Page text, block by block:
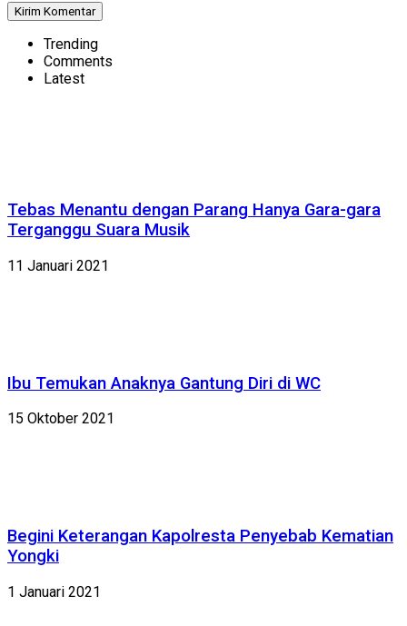
Trending
Comments
Latest
Tebas Menantu dengan Parang Hanya Gara-gara
Terganggu Suara Musik
11 Januari 2021
Ibu Temukan Anaknya Gantung Diri di WC
15 Oktober 2021
Begini Keterangan Kapolresta Penyebab Kematian
Yongki
1 Januari 2021